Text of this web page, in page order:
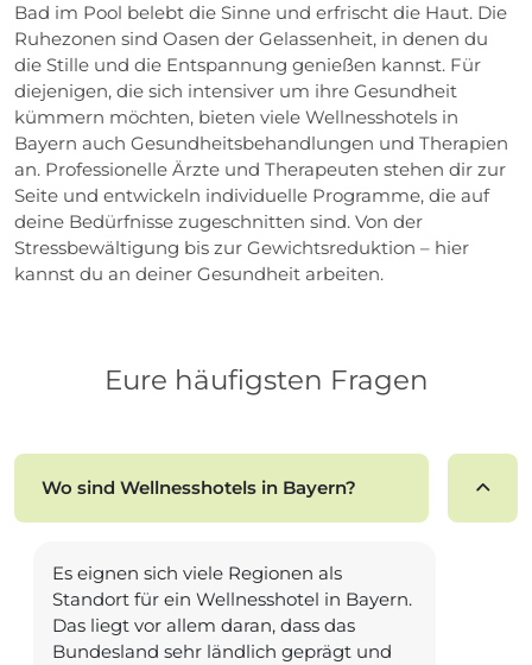
Bad im Pool belebt die Sinne und erfrischt die Haut. Die
Ruhezonen sind Oasen der Gelassenheit, in denen du
die Stille und die Entspannung genießen kannst. Für
diejenigen, die sich intensiver um ihre Gesundheit
kümmern möchten, bieten viele Wellnesshotels in
Bayern auch Gesundheitsbehandlungen und Therapien
an. Professionelle Ärzte und Therapeuten stehen dir zur
Seite und entwickeln individuelle Programme, die auf
deine Bedürfnisse zugeschnitten sind. Von der
Stressbewältigung bis zur Gewichtsreduktion – hier
kannst du an deiner Gesundheit arbeiten.
Eure häufigsten Fragen
Wo sind Wellnesshotels in Bayern?
Es eignen sich viele Regionen als
Standort für ein Wellnesshotel in Bayern.
Das liegt vor allem daran, dass das
Bundesland sehr ländlich geprägt und